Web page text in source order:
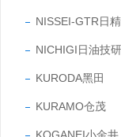
NISSEI-GTR日精
NICHIGI日油技研
KURODA黑田
KURAMO仓茂